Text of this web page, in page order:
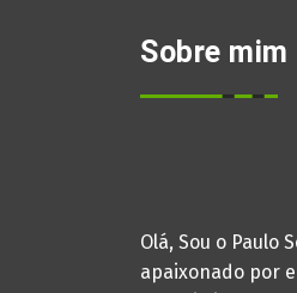
Sobre mim
Olá, Sou o Paulo
apaixonado por